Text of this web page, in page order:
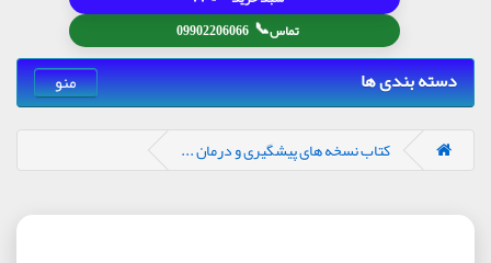
تماس📞
09902206066
دسته بندی ها منو
کتاب نسخه های پیشگیری و درمان ...